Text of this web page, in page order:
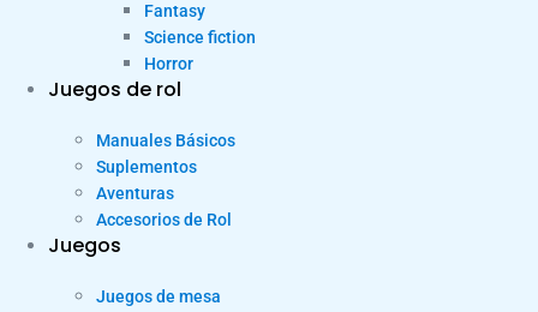
Fantasy
Science fiction
Horror
Juegos de rol
Manuales Básicos
Suplementos
Aventuras
Accesorios de Rol
Juegos
Juegos de mesa